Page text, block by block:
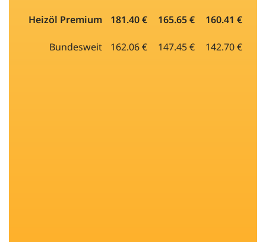
Heizöl Premium 181.40 € 165.65 € 160.41 €
Bundesweit 162.06 € 147.45 € 142.70 €